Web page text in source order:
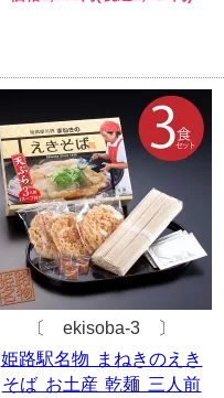
〔 ekisoba-3 〕
姫路駅名物 まねきのえき
そば お土産 乾麺 三人前